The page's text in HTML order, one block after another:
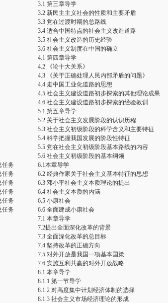
3.1 第三章导学
3.2 新民主主义社会的性质和主要矛盾
3.3 党在过渡时期的总路线
3.4 适合中国特点的社会主义改造道路
3.5 社会主义改造的历史经验
3.6 社会主义制度在中国的确立
4.1 第四章导学
4.2 《论十大关系》
4.3 《关于正确处理人民内部矛盾的问题》
4.4 走中国工业化道路的思想
4.5 社会主义建设道路初步探索的其他理论成果
4.6 社会主义建设道路初步探索的经验教训
5.1 第五章导学
5.2 关于社会主义发展阶段的认识历程
5.3 社会主义初级阶段的科学含义和主要特征
5.4 科学把握我国发展的阶段性特征
5.5 党在社会主义初级阶段基本路线的内容
5.6 社会主义初级阶段的基本纲领
任务
6.1本章导学
任务
6.2 经典作家关于社会主义基本特征的思想
任务
6.3 邓小平社会主义本质理论的提出
任务
6.4 社会主义本质的内涵
任务
6.5 小康社会
任务
6.6 全面建成小康社会
7.1 本章导学
7.2提出全面深化改革的背景
7.3 全面深化改革的总目标
7.4 坚持改革的正确方向
7.5 对外开放是我国一项基本国策
7.6 实施互利共赢的对外开放战略
8.1 本章导学
8.1.1 第一节导学
8.1.2 对高度集中计划经济体制的选择
8.1.3 社会主义市场经济理论的形成